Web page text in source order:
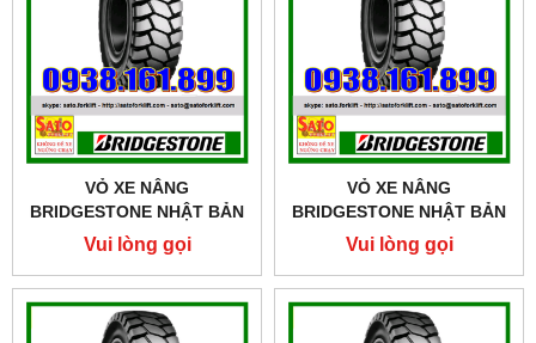
VỎ XE NÂNG
BRIDGESTONE NHẬT BẢN
SIZE 28X9-15
Vui lòng gọi
VỎ XE NÂNG
BRIDGESTONE NHẬT BẢN
SIZE 23X9-10
Vui lòng gọi